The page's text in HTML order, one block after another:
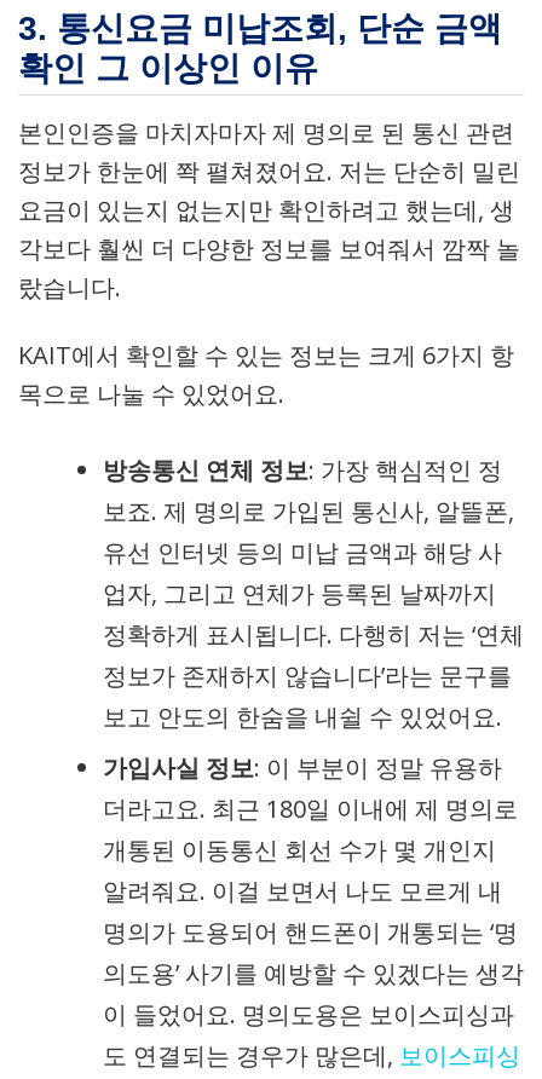
3. 통신요금 미납조회, 단순 금액
확인 그 이상인 이유
본인인증을 마치자마자 제 명의로 된 통신 관련
정보가 한눈에 쫙 펼쳐졌어요. 저는 단순히 밀린
요금이 있는지 없는지만 확인하려고 했는데, 생
각보다 훨씬 더 다양한 정보를 보여줘서 깜짝 놀
랐습니다.
KAIT에서 확인할 수 있는 정보는 크게 6가지 항
목으로 나눌 수 있었어요.
방송통신 연체 정보: 가장 핵심적인 정
보죠. 제 명의로 가입된 통신사, 알뜰폰,
유선 인터넷 등의 미납 금액과 해당 사
업자, 그리고 연체가 등록된 날짜까지
정확하게 표시됩니다. 다행히 저는 ‘연체
정보가 존재하지 않습니다’라는 문구를
보고 안도의 한숨을 내쉴 수 있었어요.
가입사실 정보: 이 부분이 정말 유용하
더라고요. 최근 180일 이내에 제 명의로
개통된 이동통신 회선 수가 몇 개인지
알려줘요. 이걸 보면서 나도 모르게 내
명의가 도용되어 핸드폰이 개통되는 ‘명
의도용’ 사기를 예방할 수 있겠다는 생각
이 들었어요. 명의도용은 보이스피싱과
도 연결되는 경우가 많은데, 보이스피싱